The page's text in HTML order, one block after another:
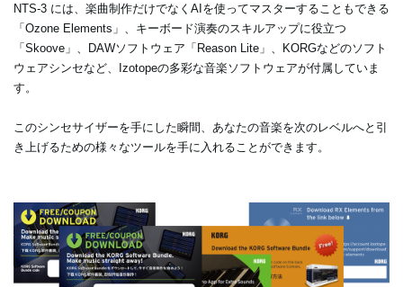
NTS-3 には、楽曲制作だけでなくAIを使ってマスターすることもできる
「Ozone Elements」、キーボード演奏のスキルアップに役立つ
「Skoove」、DAWソフトウェア「Reason Lite」、KORGなどのソフト
ウェアシンセなど、Izotopeの多彩な音楽ソフトウェアが付属していま
す。
このシンセサイザーを手にした瞬間、あなたの音楽を次のレベルへと引
き上げるための様々なツールを手に入れることができます。